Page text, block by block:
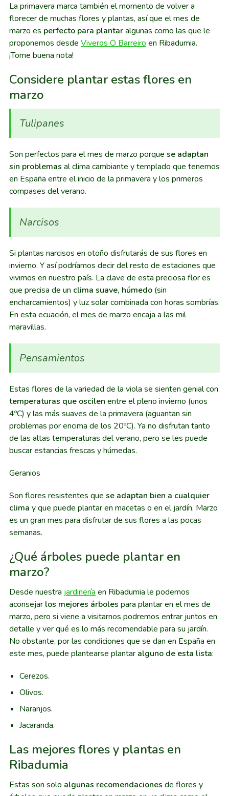
La primavera marca también el momento de volver a
florecer de muchas flores y plantas, así que el mes de
marzo es perfecto para plantaralgunas como las que le
proponemos desde Viveros O Barreiroen Ribadumia.
¡Tome buena nota!
Considere plantar estas flores en
marzo
Tulipanes
Son perfectos para el mes de marzo porque se adaptan
sin problemas al clima cambiante y templado que tenemos
en España entre el inicio de la primavera y los primeros
compases del verano.
Narcisos
Si plantas narcisos en otoño disfrutarás de sus flores en
invierno. Y así podríamos decir del resto de estaciones que
vivimos en nuestro país. La clave de esta preciosa flor es
que precisa de un clima suave, húmedo(sin
encharcamientos) y luz solar combinada con horas sombrías.
En esta ecuación, el mes de marzo encaja a las mil
maravillas.
Pensamientos
Estas flores de la variedad de la viola se sienten genial con
temperaturas que oscilen entre el pleno invierno (unos
4ºC) y las más suaves de la primavera (aguantan sin
problemas por encima de los 20ºC). Ya no disfrutan tanto
de las altas temperaturas del verano, pero se les puede
buscar estancias frescas y húmedas.
Geranios
Son flores resistentes que se adaptan bien a cualquier
clima y que puede plantar en macetas o en el jardín. Marzo
es un gran mes para disfrutar de sus flores a las pocas
semanas.
¿Qué árboles puede plantar en
marzo?
Desde nuestra jardineríaen Ribadumia le podemos
aconsejar los mejores árboles para plantar en el mes de
marzo, pero si viene a visitarnos podremos entrar juntos en
detalle y ver qué es lo más recomendable para su jardín.
No obstante, por las condiciones que se dan en España en
este mes, puede plantearse plantar alguno de esta lista:
Cerezos.
Olivos.
Naranjos.
Jacaranda.
Las mejores flores y plantas en
Ribadumia
Estas son solo algunas recomendaciones de flores y